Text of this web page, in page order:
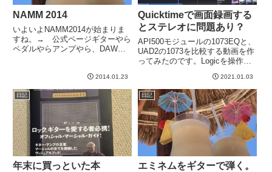
NAMM 2014
いよいよNAMM2014が始まりま
すね。→ 公式ページギターやら
ペダルやらアンプやら、DAW関
な、もういいようなw-----2014.01.23
Quicktimeで画面録画する
とステレオに問題あり？
API500モジュールの1073EQと、
UAD2の1073を比較する動画を作
ってみたのです。Logicを操作し
を同じように動かしてみて、変化
の具合とかを比較してました。耳
で聴いた感じ、かなり似ている部
分もあり、...
2021.01.03
日記
年末に買っといた本
日記
エミネムをギターで弾く。